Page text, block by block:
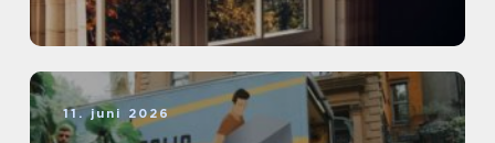
11. juni 2026